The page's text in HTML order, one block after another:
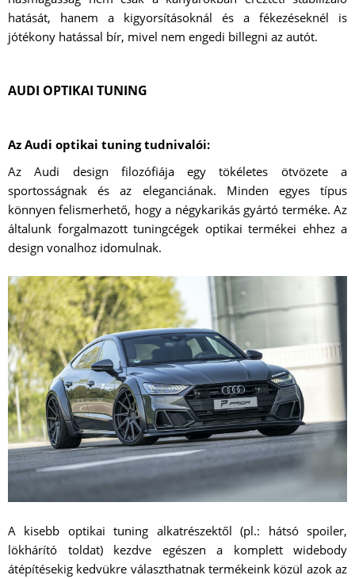
hatását, hanem a kigyorsításoknál és a fékezéseknél is
jótékony hatással bír, mivel nem engedi billegni az autót.
AUDI OPTIKAI TUNING
Az Audi optikai tuning tudnivalói:
Az Audi design filozófiája egy tökéletes ötvözete a
sportosságnak és az eleganciának. Minden egyes típus
könnyen felismerhető, hogy a négykarikás gyártó terméke. Az
általunk forgalmazott tuningcégek optikai termékei ehhez a
design vonalhoz idomulnak.
A kisebb optikai tuning alkatrészektől (pl.: hátsó spoiler,
lökhárító toldat) kezdve egészen a komplett widebody
átépítésekig kedvükre választhatnak termékeink közül azok az